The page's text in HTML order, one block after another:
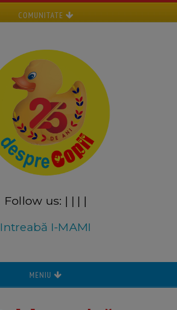
COMUNITATE
Follow us: | | | |
Intreabă I-MAMI
MENIU